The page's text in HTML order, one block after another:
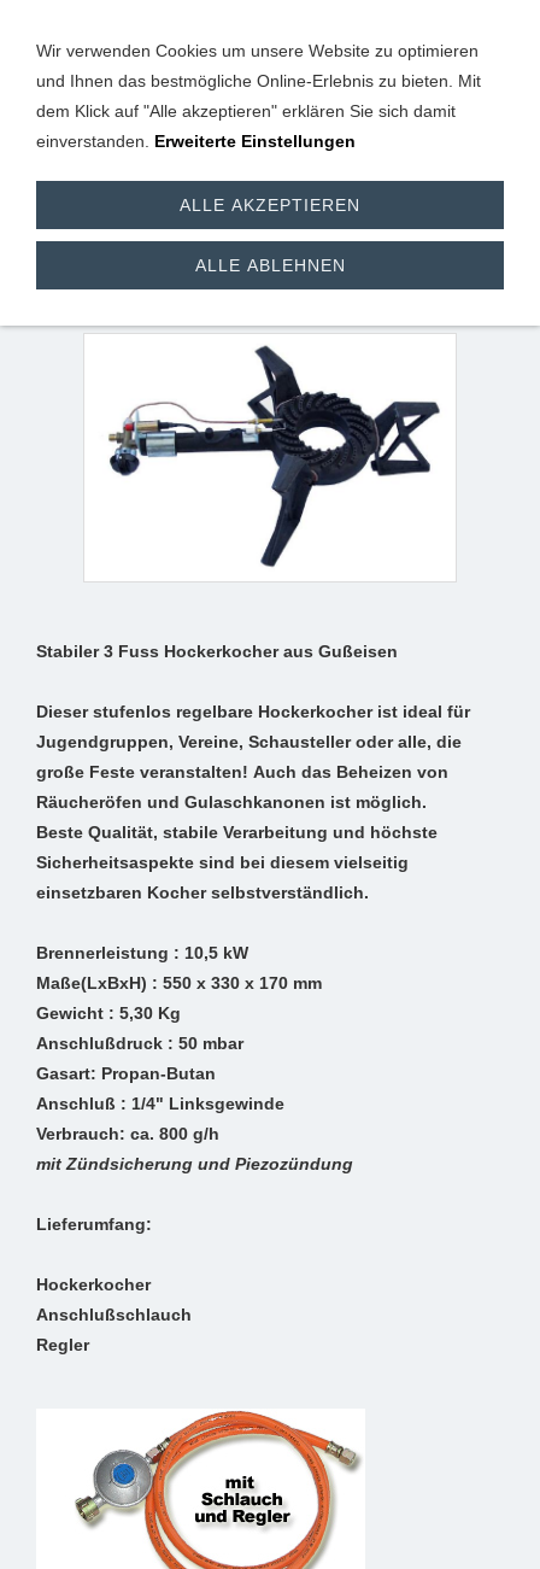
3 Fuss Hockerkocher
10,5 kW Zündsicherung
+ Piezo
Stabiler 3 Fuss Hockerkocher aus Gußeisen
Dieser stufenlos regelbare Hockerkocher ist ideal für
Jugendgruppen, Vereine, Schausteller oder alle, die
große Feste veranstalten! Auch das Beheizen von
Räucheröfen und Gulaschkanonen ist möglich.
Beste Qualität, stabile Verarbeitung und höchste
Sicherheitsaspekte sind bei diesem vielseitig
einsetzbaren Kocher selbstverständlich.
Brennerleistung : 10,5 kW
Maße(LxBxH) : 550 x 330 x 170 mm
Gewicht : 5,30 Kg
Anschlußdruck : 50 mbar
Gasart: Propan-Butan
Anschluß : 1/4" Linksgewinde
Verbrauch: ca. 800 g/h
mit Zündsicherung und Piezozündung
Lieferumfang:
Hockerkocher
Anschlußschlauch
Regler
Wir verwenden Cookies um unsere Website zu optimieren
und Ihnen das bestmögliche Online-Erlebnis zu bieten. Mit
dem Klick auf "Alle akzeptieren" erklären Sie sich damit
einverstanden. Erweiterte Einstellungen
ALLE AKZEPTIEREN
ALLE ABLEHNEN